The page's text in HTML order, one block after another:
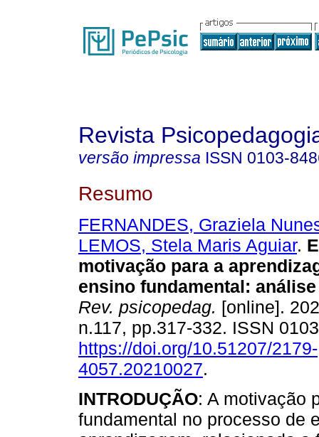
Revista
versão impressa ISSN 0103-
Resumo
FERNANDES, Graziela
LEMOS, Stela Maris Aguiar.
motivação para a
ensino fundamental:
Rev. psicopedag. [online].
n.117, pp.317-332. ISSN
https://doi.org/10.51207/2179-
4057.20210027.
INTRODUÇÃO: A motivação
fundamental no processo de